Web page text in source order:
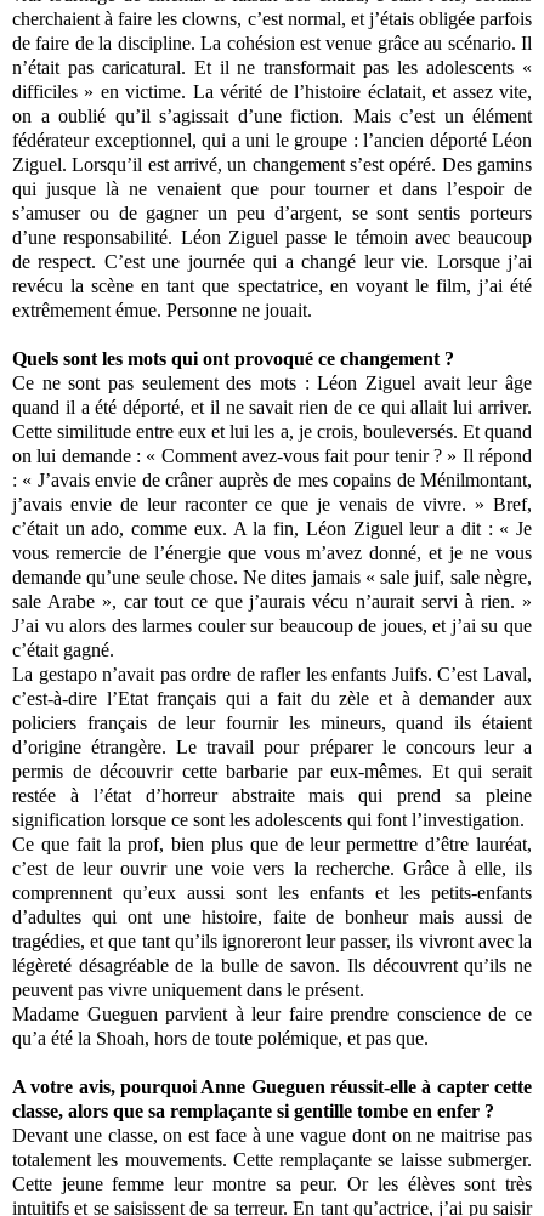
cherchaient à faire les clowns, c’est normal, et j’étais obligée parfois
de faire de la discipline. La cohésion est venue grâce au scénario. Il
n’était pas caricatural. Et il ne transformait pas les adolescents «
difficiles » en victime. La vérité de l’histoire éclatait, et assez vite,
on a oublié qu’il s’agissait d’une fiction. Mais c’est un élément
fédérateur exceptionnel, qui a uni le groupe : l’ancien déporté Léon
Ziguel. Lorsqu’il est arrivé, un changement s’est opéré. Des gamins
qui jusque là ne venaient que pour tourner et dans l’espoir de
s’amuser ou de gagner un peu d’argent, se sont sentis porteurs
d’une responsabilité. Léon Ziguel passe le témoin avec beaucoup
de respect. C’est une journée qui a changé leur vie. Lorsque j’ai
revécu la scène en tant que spectatrice, en voyant le film, j’ai été
extrêmement émue. Personne ne jouait.
Quels sont les mots qui ont provoqué ce changement ?
Ce ne sont pas seulement des mots : Léon Ziguel avait leur âge
quand il a été déporté, et il ne savait rien de ce qui allait lui arriver.
Cette similitude entre eux et lui les a, je crois, bouleversés. Et quand
on lui demande : « Comment avez‐vous fait pour tenir ? » Il répond
: « J’avais envie de crâner auprès de mes copains de Ménilmontant,
j’avais envie de leur raconter ce que je venais de vivre. » Bref,
c’était un ado, comme eux. A la fin, Léon Ziguel leur a dit : « Je
vous remercie de l’énergie que vous m’avez donné, et je ne vous
demande qu’une seule chose. Ne dites jamais « sale juif, sale nègre,
sale Arabe », car tout ce que j’aurais vécu n’aurait servi à rien. »
J’ai vu alors des larmes couler sur beaucoup de joues, et j’ai su que
c’était gagné.
La gestapo n’avait pas ordre de rafler les enfants Juifs. C’est Laval,
c’est-à-dire l’Etat français qui a fait du zèle et à demander aux
policiers français de leur fournir les mineurs, quand ils étaient
d’origine étrangère. Le travail pour préparer le concours leur a
permis de découvrir cette barbarie par eux‐mêmes. Et qui serait
restée à l’état d’horreur abstraite mais qui prend sa pleine
signification lorsque ce sont les adolescents qui font l’investigation.
Ce que fait la prof, bien plus que de leur permettre d’être lauréat,
c’est de leur ouvrir une voie vers la recherche. Grâce à elle, ils
comprennent qu’eux aussi sont les enfants et les petits‐enfants
d’adultes qui ont une histoire, faite de bonheur mais aussi de
tragédies, et que tant qu’ils ignoreront leur passer, ils vivront avec la
légèreté désagréable de la bulle de savon. Ils découvrent qu’ils ne
peuvent pas vivre uniquement dans le présent.
Madame Gueguen parvient à leur faire prendre conscience de ce
qu’a été la Shoah, hors de toute polémique, et pas que.
A votre avis, pourquoi Anne Gueguen réussit‐elle à capter cette
classe, alors que sa remplaçante si gentille tombe en enfer ?
Devant une classe, on est face à une vague dont on ne maitrise pas
totalement les mouvements. Cette remplaçante se laisse submerger.
Cette jeune femme leur montre sa peur. Or les élèves sont très
intuitifs et se saisissent de sa terreur. En tant qu’actrice, j’ai pu saisir